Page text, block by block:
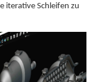
iterative Schleifen zu